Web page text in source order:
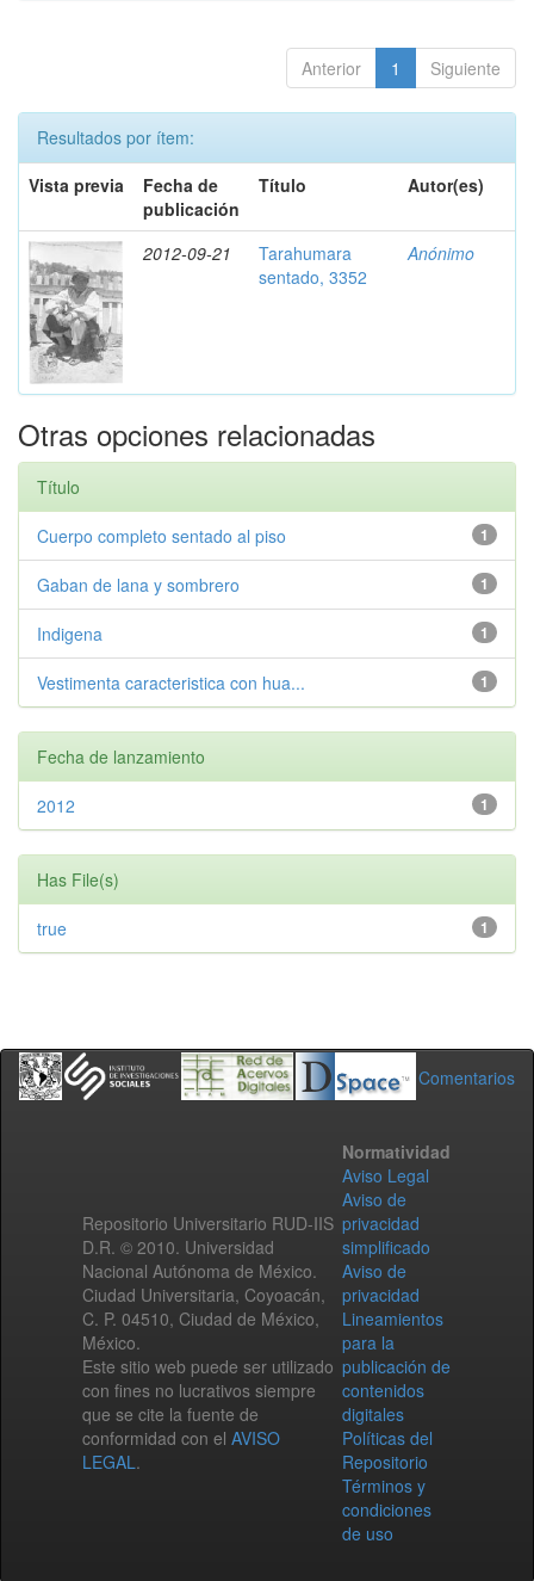
Anterior 1 Siguiente
Resultados por ítem:
Vista previa
Fecha de
publicación
Título Autor(es)
2012-09-21
Tarahumara
sentado, 3352
Anónimo
Otras opciones relacionadas
Título
1
Cuerpo completo sentado al piso
1
Gaban de lana y sombrero
1
Indigena
1
Vestimenta caracteristica con hua...
Fecha de lanzamiento
1
2012
Has File(s)
1
true
Comentarios
Repositorio Universitario RUD-IIS
D.R. © 2010. Universidad
Nacional Autónoma de México.
Ciudad Universitaria, Coyoacán,
C. P. 04510, Ciudad de México,
México.
Este sitio web puede ser utilizado
con fines no lucrativos siempre
que se cite la fuente de
conformidad con el AVISO
LEGAL.
Normatividad
Aviso Legal
Aviso de
privacidad
simplificado
Aviso de
privacidad
Lineamientos
para la
publicación de
contenidos
digitales
Políticas del
Repositorio
Términos y
condiciones
de uso